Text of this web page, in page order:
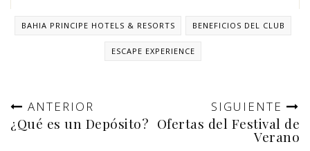
BAHIA PRINCIPE HOTELS & RESORTS BENEFICIOS DEL CLUB
ESCAPE EXPERIENCE
ANTERIOR
¿Qué es un Depósito?
SIGUIENTE
Ofertas del Festival de
Verano